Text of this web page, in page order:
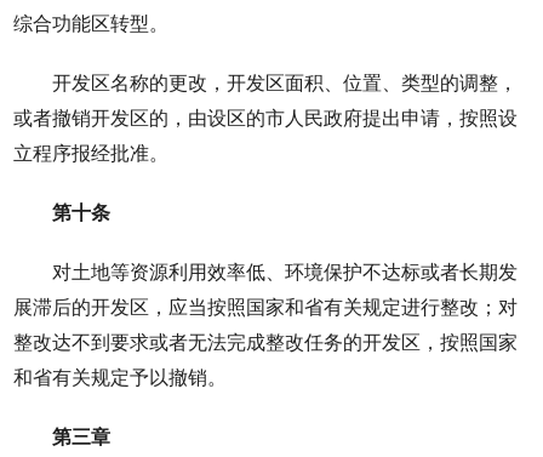
综合功能区转型。
开发区名称的更改，开发区面积、位置、类型的调整，
或者撤销开发区的，由设区的市人民政府提出申请，按照设
立程序报经批准。
第十条
对土地等资源利用效率低、环境保护不达标或者长期发
展滞后的开发区，应当按照国家和省有关规定进行整改；对
整改达不到要求或者无法完成整改任务的开发区，按照国家
和省有关规定予以撤销。
第三章